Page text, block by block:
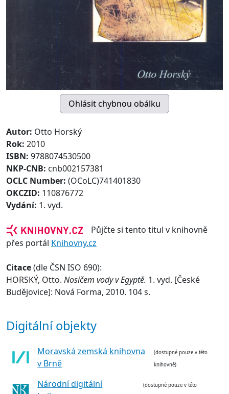
Autor: Otto Horský
Rok: 2010
ISBN: 9788074530500
NKP-CNB: cnb002157381
OCLC Number: (OCoLC)741401830
OKCZID: 110876772
Vydání: 1. vyd.
Půjčte si tento titul v knihovně
přes portál Knihovny.cz
Citace(dle ČSN ISO 690):
HORSKÝ, Otto. Nosičem vody v Egyptě. 1. vyd. [České
Budějovice]: Nová Forma, 2010. 104 s.
Digitální objekty
Moravská zemská knihovna
v Brně
(dostupné pouze v této
knihovně)
Národní digitální
(dostupné pouze v této